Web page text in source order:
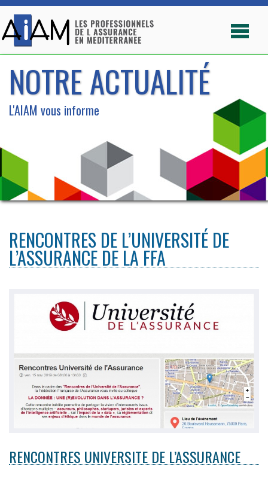
NOTRE ACTUALITÉ
L'AIAM vous informe
RENCONTRES DE L’UNIVERSITÉ DE
L’ASSURANCE DE LA FFA
RENCONTRES UNIVERSITE DE L’ASSURANCE